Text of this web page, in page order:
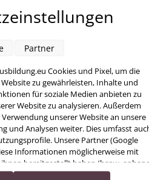
zu klären und zu
wird die
nun sogar
zu klären,
Die Klärung wird
zu leben.
an glückliche
wir im Alltag oft
Cookies und Pixel, um die
zu gewährleisten, Inhalte und
für soziale Medien anbieten zu
Website zu analysieren. Außerdem
unserer Website an unsere
und Analysen weiter. Dies umfasst
Unsere Partner (Google
Informationen möglicherweise mit
bereitgestellt haben (bspw.
sie im Rahmen Ihrer Nutzung der
Partner